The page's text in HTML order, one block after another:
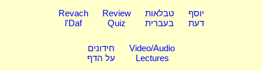
Revach
l'Daf
Review
Quiz
טבלאות
בעברית
יוסף
דעת
חידונים
על הדף
Video/Audio
Lectures